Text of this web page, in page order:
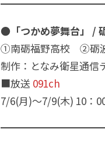
●「つかめ夢舞台」 /
①南砺福野高校 ②砺
制作：となみ衛星通信
■放送 091ch
7/6(月)～7/9(木) 10：